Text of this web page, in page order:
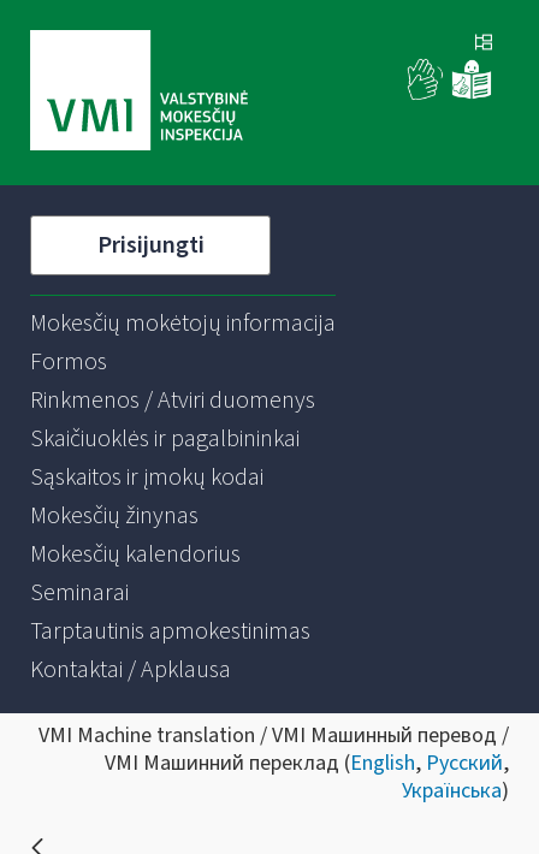
Prisijungti
Mokesčių mokėtojų informacija
Formos
Rinkmenos / Atviri duomenys
Skaičiuoklės ir pagalbininkai
Sąskaitos ir įmokų kodai
Mokesčių žinynas
Mokesčių kalendorius
Seminarai
Tarptautinis apmokestinimas
Kontaktai / Apklausa
VMI Machine translation / VMI Машинный перевод /
VMI Машинний переклад (English, Русский,
Українська)